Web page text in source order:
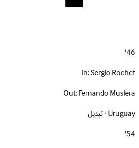
46'
In:Sergio Rochet
Out:Fernando Muslera
Uruguay · تبديل
54'